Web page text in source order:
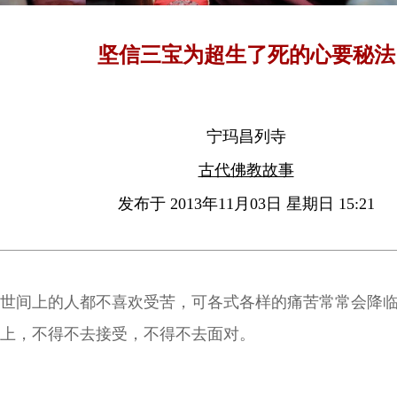
坚信三宝为超生了死的心要秘法
宁玛昌列寺
古代佛教故事
发布于 2013年11月03日 星期日 15:21
世间上的人都不喜欢受苦，可各式各样的痛苦常常会降
上，不得不去接受，不得不去面对。